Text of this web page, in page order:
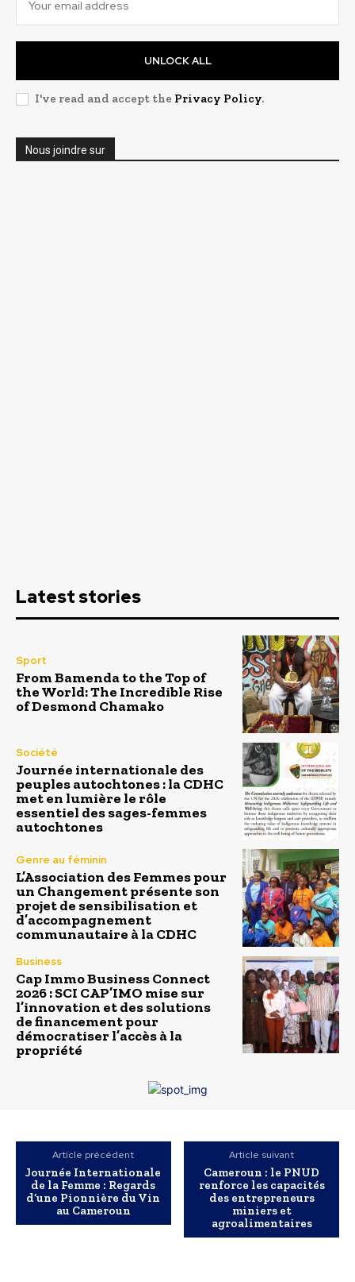
UNLOCK ALL
I've read and accept the Privacy Policy.
Nous joindre sur
Latest stories
Sport
From Bamenda to the Top of
the World: The Incredible Rise
of Desmond Chamako
Société
Journée internationale des
peuples autochtones : la CDHC
met en lumière le rôle
essentiel des sages-femmes
autochtones
Genre au féminin
L’Association des Femmes pour
un Changement présente son
projet de sensibilisation et
d’accompagnement
communautaire à la CDHC
Business
Cap Immo Business Connect
2026 : SCI CAP’IMO mise sur
l’innovation et des solutions
de financement pour
démocratiser l’accès à la
propriété
Article précédent
Journée Internationale
de la Femme : Regards
d’une Pionnière du Vin
au Cameroun
Article suivant
Cameroun : le PNUD
renforce les capacités
des entrepreneurs
miniers et
agroalimentaires